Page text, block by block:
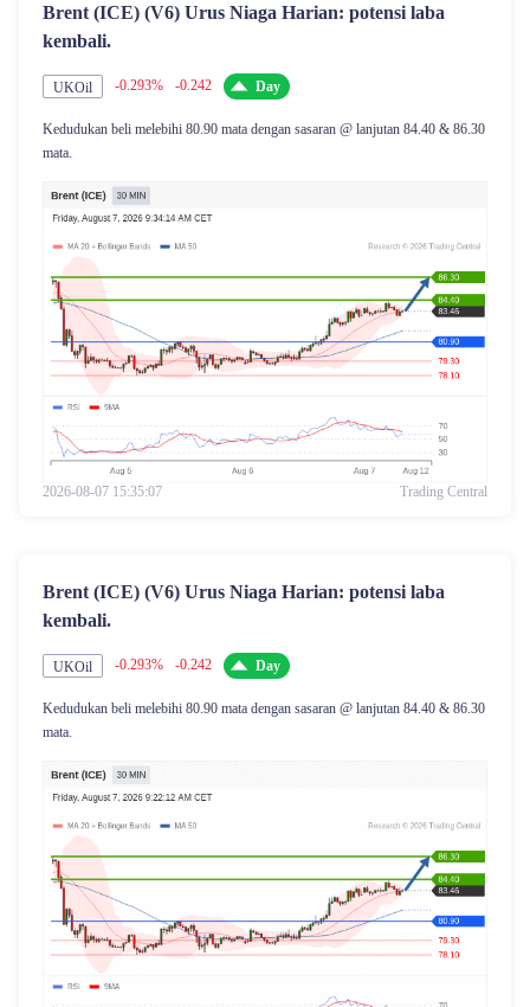
Brent (ICE) (V6) Urus Niaga Harian: potensi laba
kembali.
UKOil -0.293% -0.242 Day
Kedudukan beli melebihi 80.90 mata dengan sasaran @ lanjutan 84.40 & 86.30
mata.
2026-08-07 15:35:07 Trading Central
Brent (ICE) (V6) Urus Niaga Harian: potensi laba
kembali.
UKOil -0.293% -0.242 Day
Kedudukan beli melebihi 80.90 mata dengan sasaran @ lanjutan 84.40 & 86.30
mata.